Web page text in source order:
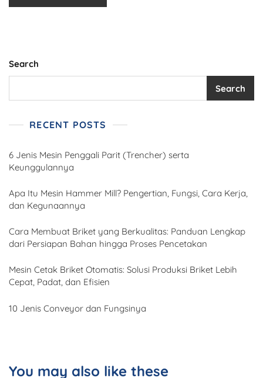
Search
Search
RECENT POSTS
6 Jenis Mesin Penggali Parit (Trencher) serta
Keunggulannya
Apa Itu Mesin Hammer Mill? Pengertian, Fungsi, Cara Kerja,
dan Kegunaannya
Cara Membuat Briket yang Berkualitas: Panduan Lengkap
dari Persiapan Bahan hingga Proses Pencetakan
Mesin Cetak Briket Otomatis: Solusi Produksi Briket Lebih
Cepat, Padat, dan Efisien
10 Jenis Conveyor dan Fungsinya
You may also like these